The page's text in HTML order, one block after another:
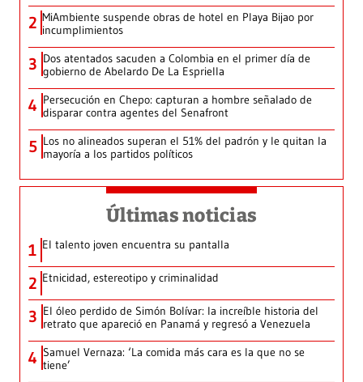
2 MiAmbiente suspende obras de hotel en Playa Bijao por
incumplimientos
3 Dos atentados sacuden a Colombia en el primer día de
gobierno de Abelardo De La Espriella
4 Persecución en Chepo: capturan a hombre señalado de
disparar contra agentes del Senafront
5 Los no alineados superan el 51% del padrón y le quitan la
mayoría a los partidos políticos
Últimas noticias
1 El talento joven encuentra su pantalla​
2 Etnicidad, estereotipo y criminalidad
3 El óleo perdido de Simón Bolívar: la increíble historia del
retrato que apareció en Panamá y regresó a Venezuela
4 Samuel Vernaza: ‘La comida más cara es la que no se
tiene’